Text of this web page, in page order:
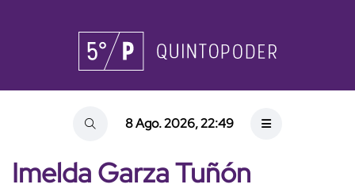
8 Ago. 2026, 22:49
Imelda Garza Tuñón